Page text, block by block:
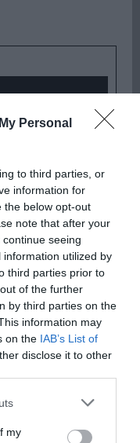
Personal
to third parties, or
information for
the below opt-out
note that after your
seeing
utilized by
third parties prior to
of the further
by third parties on the
information may
on the IAB’s List of
disclose it to other
one or more Google
You may click to
my